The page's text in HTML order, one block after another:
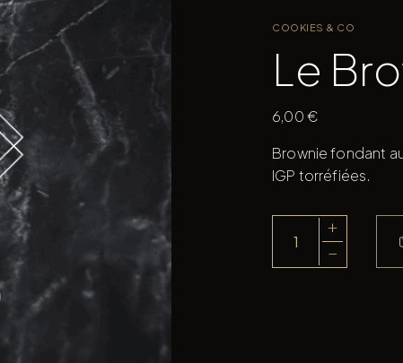
COOKIES & CO
Le
6,00€
Brownie fondant
IGP torréfiées.
quantité
de
+
−